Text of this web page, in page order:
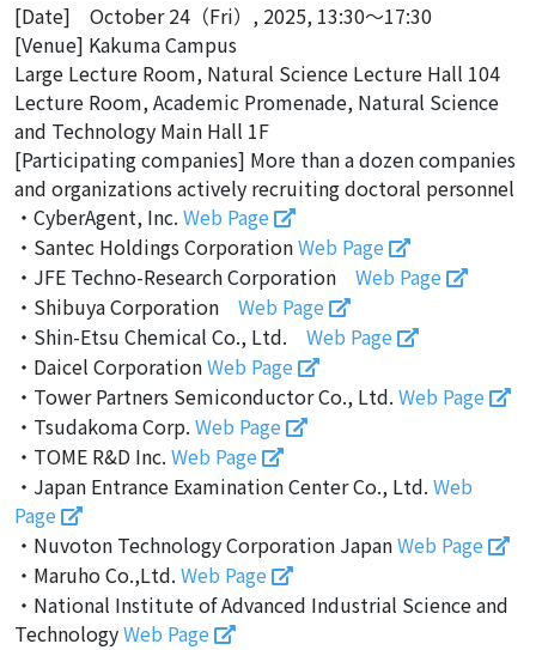
[Date] October 24（Fri）, 2025, 13:30～17:30
[Venue] Kakuma Campus
Large Lecture Room, Natural Science Lecture Hall 104
Lecture Room, Academic Promenade, Natural Science
and Technology Main Hall 1F
[Participating companies] More than a dozen companies
and organizations actively recruiting doctoral personnel
・CyberAgent, Inc. Web Page
・Santec Holdings CorporationWeb Page
・JFE Techno-Research Corporation Web Page
・Shibuya Corporation Web Page
・Shin-Etsu Chemical Co., Ltd. Web Page
・Daicel CorporationWeb Page
・Tower Partners Semiconductor Co., Ltd. Web Page
・Tsudakoma Corp. Web Page
・TOME R&D Inc. Web Page
・Japan Entrance Examination Center Co., Ltd. Web
Page
・Nuvoton Technology Corporation JapanWeb Page
・Maruho Co.,Ltd. Web Page
・National Institute of Advanced Industrial Science and
TechnologyWeb Page